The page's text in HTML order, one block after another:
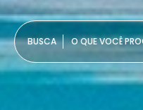
O QUE VOCÊ PROCURA?